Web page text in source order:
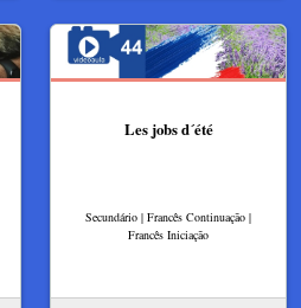
Les jobs d´été
Secundário | Francês Continuação |
Francês Iniciação